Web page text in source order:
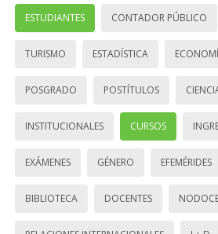
ESTUDIANTES CONTADOR PÚBLICO
TURISMO ESTADÍSTICA
POSGRADO POSTÍTULOS
INSTITUCIONALES CURSOS
EXÁMENES GÉNERO EFEMÉRIDES
BIBLIOTECA DOCENTES